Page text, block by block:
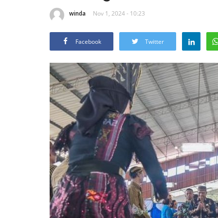
winda Nov 1, 2024 - 10:23
Facebook Twitter